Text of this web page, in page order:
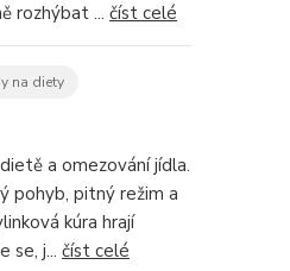
rozhýbat ... číst celé
na diety
a omezování jídla.
pohyb, pitný režim a
kúra hrají
se, j... číst celé